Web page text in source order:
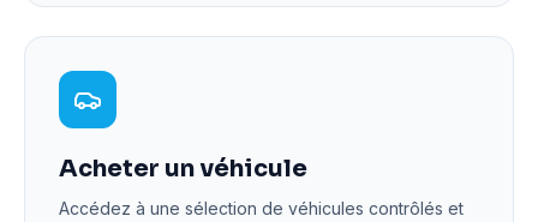
Acheter un véhicule
Accédez à une sélection de véhicules contrôlés et